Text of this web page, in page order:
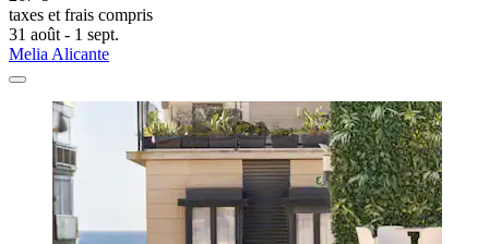
taxes et frais compris
31 août - 1 sept.
Melia Alicante